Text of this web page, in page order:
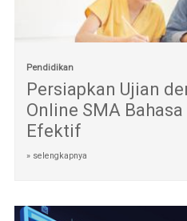
Pendidikan
Persiapkan Ujian
Online SMA
Efektif
» selengkapnya